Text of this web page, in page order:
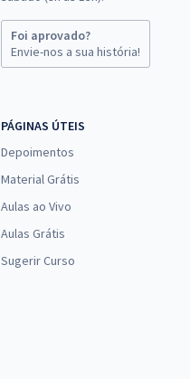
Foi aprovado?
Envie-nos a sua história!
PÁGINAS ÚTEIS
Depoimentos
Material Grátis
Aulas ao Vivo
Aulas Grátis
Sugerir Curso